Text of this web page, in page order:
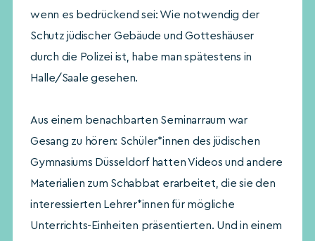
wenn es bedrückend sei: Wie notwendig der
Schutz jüdischer Gebäude und Gotteshäuser
durch die Polizei ist, habe man spätestens in
Halle/Saale gesehen.
Aus einem benachbarten Seminarraum war
Gesang zu hören: Schüler*innen des jüdischen
Gymnasiums Düsseldorf hatten Videos und andere
Materialien zum Schabbat erarbeitet, die sie den
interessierten Lehrer*innen für mögliche
Unterrichts-Einheiten präsentierten. Und in einem